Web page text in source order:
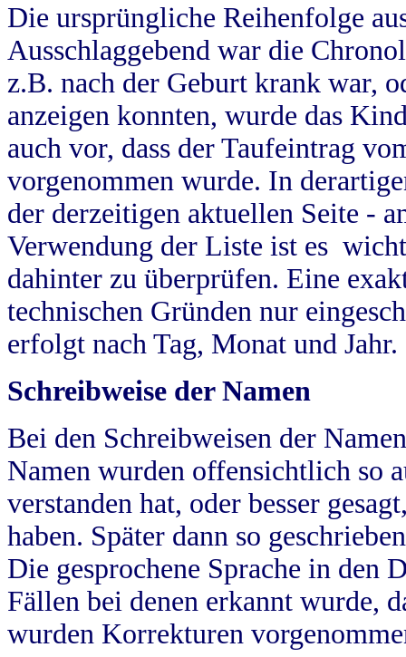
Die ursprüngliche Reihenfolge
Ausschlaggebend war die
z.B. nach der Geburt krank war,
anzeigen konnten, wurde das
auch vor, dass der Taufeintrag
vorgenommen wurde. In
der derzeitigen aktuellen Seite -
Verwendung der Liste ist es
dahinter zu überprüfen. Eine
technischen Gründen nur
erfolgt nach Tag, Monat und Jahr.
Schreibweise der Namen
Bei den Schreibweisen der
Namen wurden offensichtlich so
verstanden hat, oder besser
haben. Später dann so
Die gesprochene Sprache in
Fällen bei denen erkannt wurde,
wurden Korrekturen